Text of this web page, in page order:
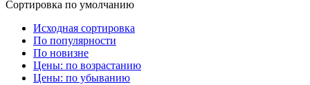
Сортировка по умолчанию
Исходная сортировка
По популярности
По новизне
Цены: по возрастанию
Цены: по убыванию